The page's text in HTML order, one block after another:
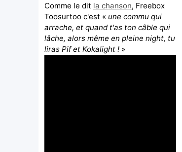
Comme le dit la chanson, Freebox
Toosurtoo c'est « une commu qui
arrache, et quand t'as ton câble qui
lâche, alors même en pleine night, tu
liras Pif et Kokalight ! »